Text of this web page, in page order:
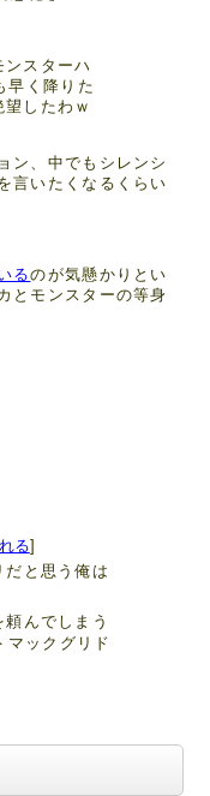
スターハ
早く降りた
したわｗ
ン、中でもシレンシ
言いたくなるくらい
るのが気懸かりとい
とモンスターの等身
る]
だと思う俺は
んでしまう
マックグリド